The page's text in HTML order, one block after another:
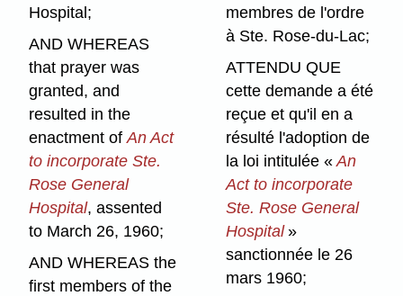
Hospital;
AND WHEREAS
that prayer was
granted, and
resulted in the
enactment ofAn Act
to incorporate Ste.
Rose General
Hospital, assented
to March 26, 1960;
AND WHEREAS the
first members of the
membres de l'ordre
à Ste. Rose-du-Lac;
ATTENDU QUE
cette demande a été
reçue et qu'il en a
résulté l'adoption de
la loi intitulée «An
Act to incorporate
Ste. Rose General
Hospital»
sanctionnée le 26
mars 1960;